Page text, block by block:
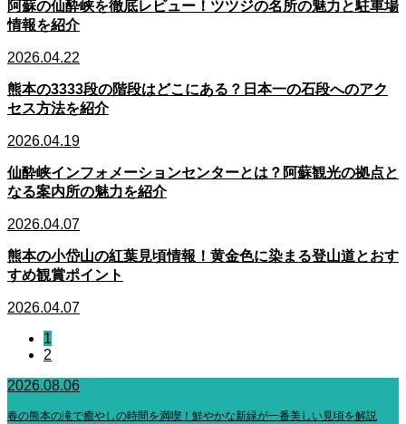
阿蘇の仙酔峡を徹底レビュー！ツツジの名所の魅力と駐車場
情報を紹介
2026.04.22
熊本の3333段の階段はどこにある？日本一の石段へのアク
セス方法を紹介
2026.04.19
仙酔峡インフォメーションセンターとは？阿蘇観光の拠点と
なる案内所の魅力を紹介
2026.04.07
熊本の小岱山の紅葉見頃情報！黄金色に染まる登山道とおす
すめ観賞ポイント
2026.04.07
1
2
2026.08.06
春の熊本の滝で癒やしの時間を満喫！鮮やかな新緑が一番美しい見頃を解説